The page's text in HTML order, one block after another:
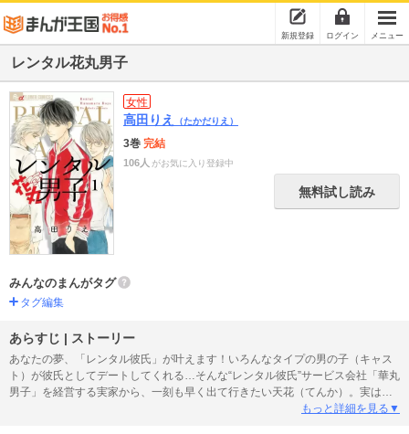
新規登録 ログイン メニュー
レンタル花丸男子
女性
高田りえ （たかだりえ）
3巻 完結
106人 がお気に入り登録中
無料試し読み
みんなのまんがタグ
タグ編集
あらすじ | ストーリー
あなたの夢、「レンタル彼氏」が叶えます！いろんなタイプの男の子（キャス
ト）が彼氏としてデートしてくれる…そんな“レンタル彼氏”サービス会社「華丸
男子」を経営する実家から、一刻も早く出て行きたい天花（てんか）。実は、
小さい頃のトラウマのせいで男性アレルギーになってしまい、実家が苦痛で仕
もっと詳細を見る▼